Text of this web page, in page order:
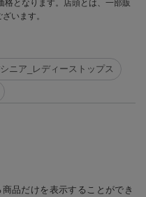
格となります。店頭とは、一部販
います。
ニア_レディーストップス
品だけを表示することができ